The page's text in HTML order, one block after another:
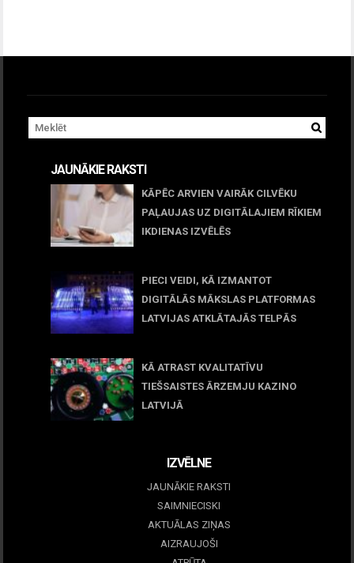
JAUNĀKIE RAKSTI
KĀPĒC ARVIEN VAIRĀK CILVĒKU
PAĻAUJAS UZ DIGITĀLAJIEM RĪKIEM
IKDIENAS IZVĒLĒS
PIECI VEIDI, KĀ IZMANTOT
DIGITĀLĀS MĀKSLAS PLATFORMAS
LATVIJAS ATKLĀTAJĀS TELPĀS
KĀ ATRAST KVALITATĪVU
TIEŠSAISTES ĀRZEMJU KAZINO
LATVIJĀ
IZVĒLNE
JAUNĀKIE RAKSTI
SAIMNIECISKI
AKTUĀLAS ZIŅAS
AIZRAUJOŠI